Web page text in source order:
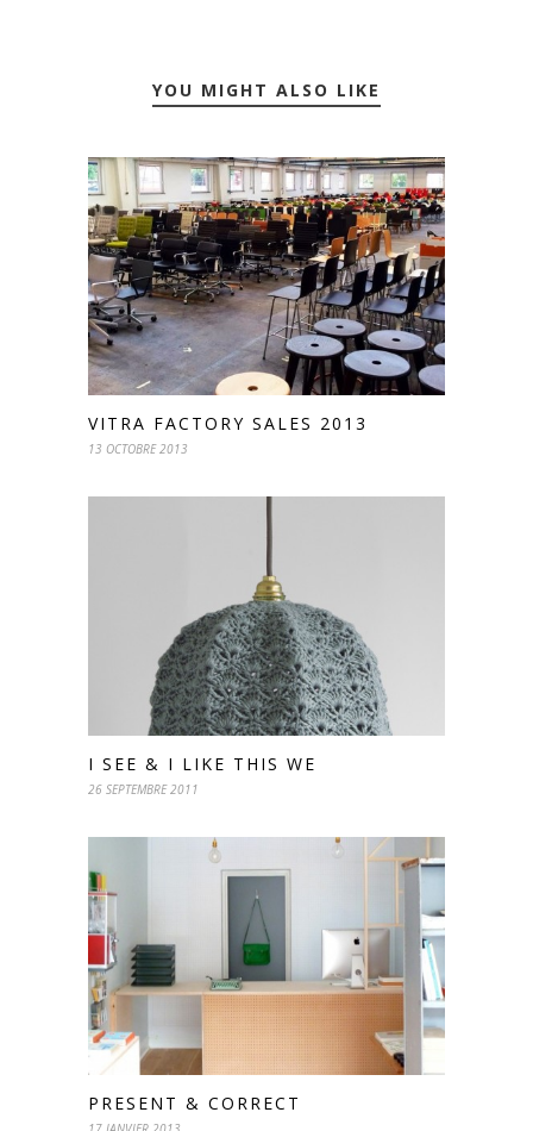
YOU MIGHT ALSO LIKE
VITRA FACTORY SALES 2013
13 OCTOBRE 2013
I SEE & I LIKE THIS WE
26 SEPTEMBRE 2011
PRESENT & CORRECT